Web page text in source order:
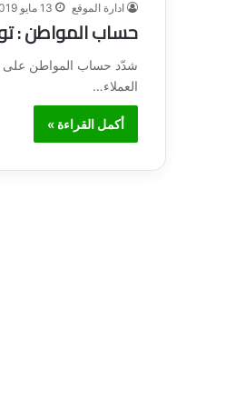
ادارة الموقع 13 مايو 2019
حساب المواطن :
شدّد حساب المواطن على
العملاء…
أكمل القراءة »